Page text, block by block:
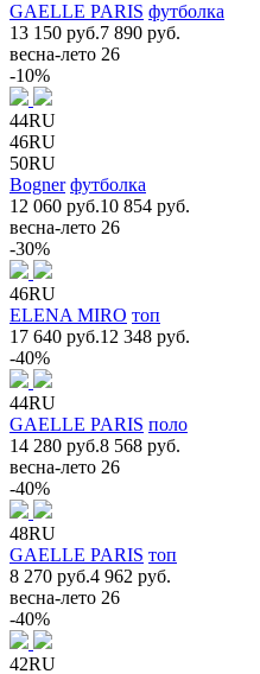
GAELLE PARIS футболка
13 150 руб.7 890 руб.
весна-лето 26
-10%
44RU
46RU
50RU
Bogner футболка
12 060 руб.10 854 руб.
весна-лето 26
-30%
46RU
ELENA MIRO топ
17 640 руб.12 348 руб.
-40%
44RU
GAELLE PARIS поло
14 280 руб.8 568 руб.
весна-лето 26
-40%
48RU
GAELLE PARIS топ
8 270 руб.4 962 руб.
весна-лето 26
-40%
42RU